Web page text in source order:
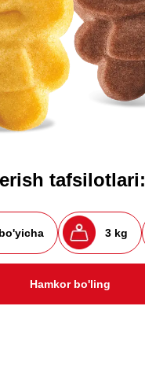
tafsilotlari:
3 kg
Hamkor bo'ling